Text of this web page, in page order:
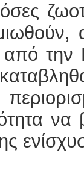
την